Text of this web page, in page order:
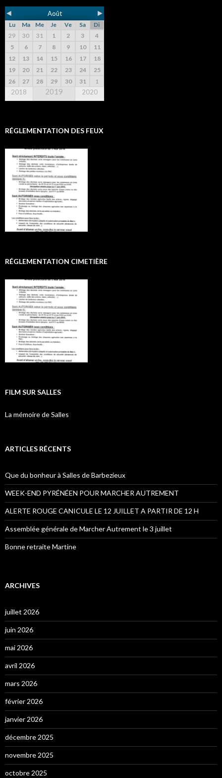
◄ Août ►
Lu Ma Me Je Ve Sa
Di
29
30 31 1 2 3
4
5
6 7 8 9 10
11
12
13 14 15 16 17
18
19
20 21 22 23 24
25
26
27 28 29 30 31 1
2018 2019 2020
RÉGLEMENTATION DES FEUX
RÉGLEMENTATION CIMETIÈRE
FILM SUR SALLES
La mémoire de Salles
ARTICLES RÉCENTS
Que du bonheur à Salles de Barbezieux
WEEK-END PYRÉNÉEN POUR MARCHER AUTREMENT
ALERTE ROUGE CANICULE LE 12 JUILLET A PARTIR DE 12 H
Assemblée générale de Marcher Autrement le 3 juillet
Bonne retraite Martine
ARCHIVES
juillet 2026
juin 2026
mai 2026
avril 2026
mars 2026
février 2026
janvier 2026
décembre 2025
novembre 2025
octobre 2025